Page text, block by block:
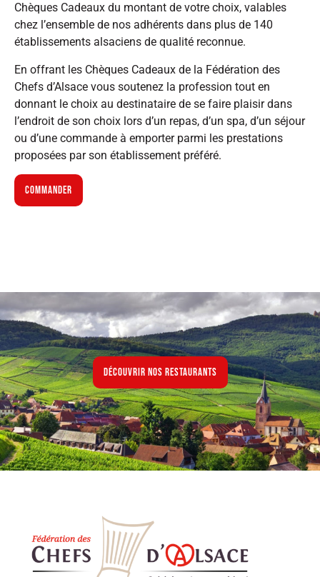
Chèques Cadeaux du montant de votre choix, valables
chez l’ensemble de nos adhérents dans plus de 140
établissements alsaciens de qualité reconnue.
En offrant les Chèques Cadeaux de la Fédération des
Chefs d’Alsace vous soutenez la profession tout en
donnant le choix au destinataire de se faire plaisir dans
l’endroit de son choix lors d’un repas, d’un spa, d’un séjour
ou d’une commande à emporter parmi les prestations
proposées par son établissement préféré.
COMMANDER
Découvrir nos restaurants